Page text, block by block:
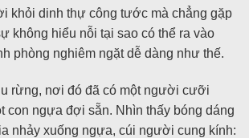
khỏi dinh thự công tước mà chẳng gặp
không hiểu nỗi tại sao có thể ra vào
phòng nghiêm ngặt dễ dàng như thế.
rừng, nơi đó đã có một người cưỡi
con ngựa đợi sẵn. Nhìn thấy bóng dáng
nhảy xuống ngựa, cúi người cung kính: